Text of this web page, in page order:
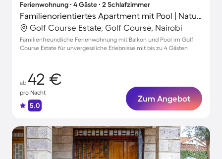
Ferienwohnung ∙ 4 Gäste ∙ 2 Schlafzimmer
Familienorientiertes Apartment mit Pool | Naturblick | Ideal für Homeoffice
Golf Course Estate, Golf Course, Nairobi
Familienfreundliche Ferienwohnung mit Balkon und Pool im Golf
Course Estate für unvergessliche Erlebnisse mit bis zu 4 Gästen
ab 42 €
pro Nacht
5.0
Zum Angebot